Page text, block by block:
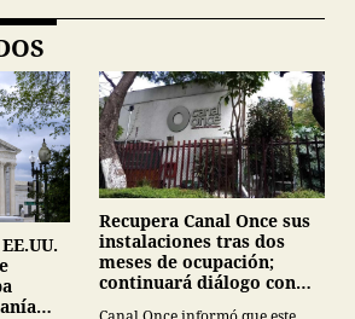
Recupera Canal Once sus
instalaciones tras dos
meses de ocupación;
continuará diálogo con